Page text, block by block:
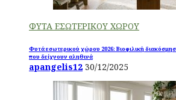
ΦΥΤΑ ΕΣΩΤΕΡΙΚΟΥ ΧΩΡΟΥ
Φυτά εσωτερικού χώρου 2026: Βιοφιλική
που δείχνουν αληθινά
apangelis12 30/12/2025